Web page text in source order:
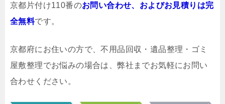
京都片付け110番のお問い合わせ、およびお見積りは完
全無料です。
京都府にお住いの方で、不用品回収・遺品整理・ゴミ
屋敷整理でお悩みの場合は、弊社までお気軽にお問い
合わせください。